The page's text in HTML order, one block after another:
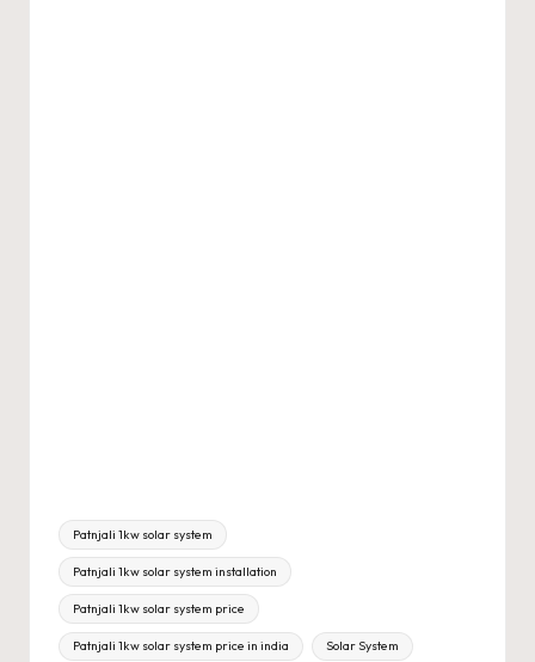
Tags:
Patnjali 1kw solar system
Patnjali 1kw solar system installation
Patnjali 1kw solar system price
Patnjali 1kw solar system price in india Solar System